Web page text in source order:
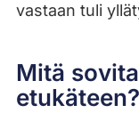
vastaan tuli
Mitä
etukäteen?